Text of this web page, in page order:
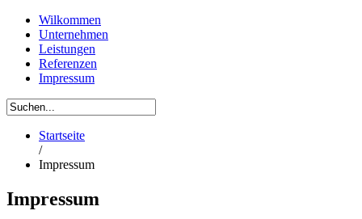
Wilkommen
Unternehmen
Leistungen
Referenzen
Impressum
Startseite
/
Impressum
Impressum